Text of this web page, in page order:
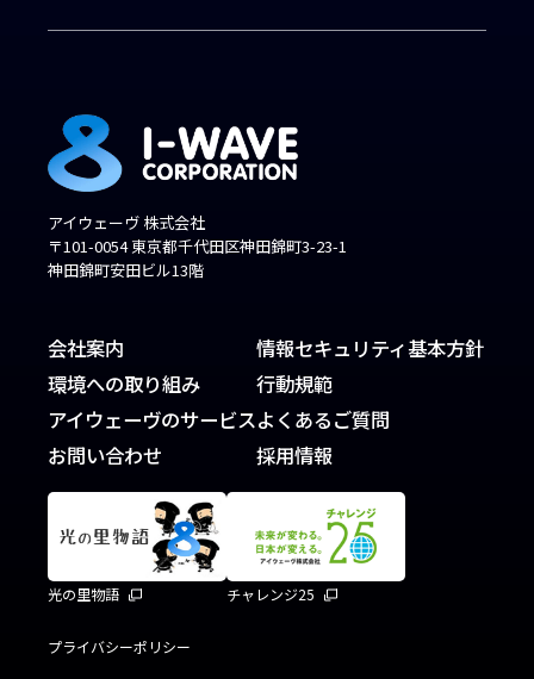
アイウェーヴ 株式会社
〒101-0054 東京都千代田区神田錦町3-23-1
神田錦町安田ビル13階
会社案内
環境への取り組み
アイウェーヴのサービス
お問い合わせ
情報セキュリティ基本方針
行動規範
よくあるご質問
採用情報
光の里物語 チャレンジ25
プライバシーポリシー